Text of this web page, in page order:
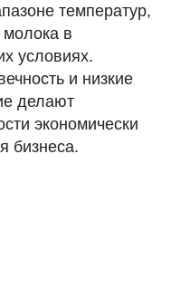
температур,
в
условиях.
и низкие
делают
экономически
бизнеса.